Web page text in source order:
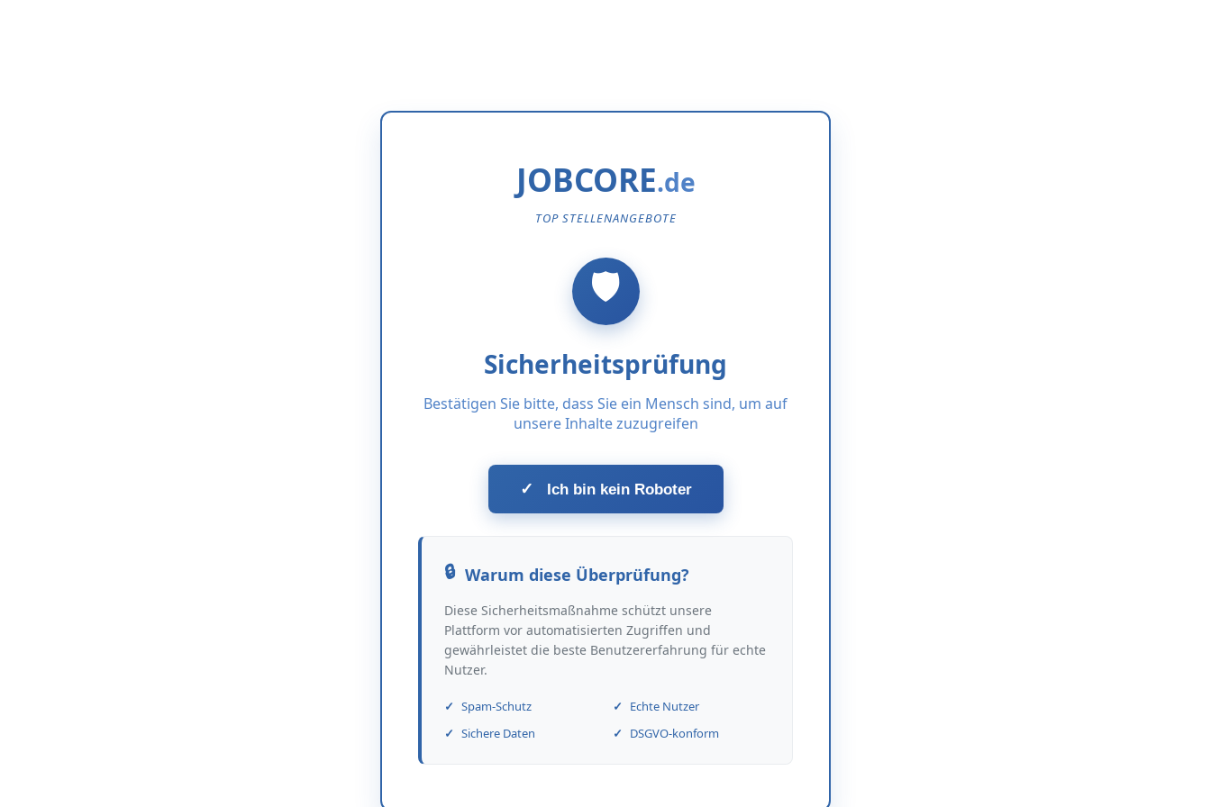
JOBCORE
TOP STELLENANGEBOTE
Sicherheitsprüfung
Bestätigen Sie bitte, dass Sie ein Mensch sind, um auf
unsere Inhalte zuzugreifen
✓ Ich bin kein Roboter
Warum diese Überprüfung?
Diese Sicherheitsmaßnahme schützt unsere
Plattform vor automatisierten Zugriffen und
gewährleistet die beste Benutzererfahrung für echte
Nutzer.
Spam-Schutz
Echte Nutzer
Sichere Daten
DSGVO-konform